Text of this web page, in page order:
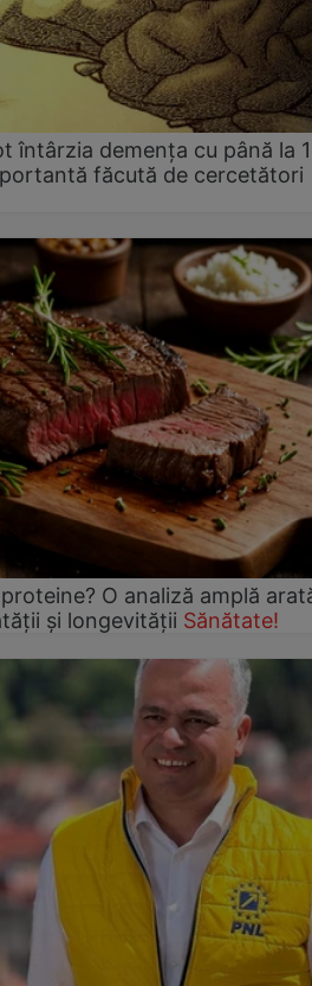
întârzia demența cu până la
făcută de cercetători
O analiză amplă
și longevității Sănătate!